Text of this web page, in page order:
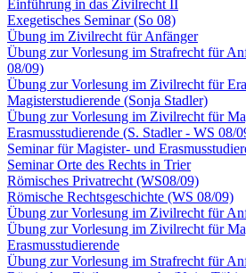
Einführung in das Zivilrecht II
Exegetisches Seminar (So 08)
Übung im Zivilrecht für Anfänger
Übung zur Vorlesung im Strafrecht für
08/09)
Übung zur Vorlesung im Zivilrecht für
Magisterstudierende (Sonja Stadler)
Übung zur Vorlesung im Zivilrecht für
Erasmusstudierende (S. Stadler - WS 08/
Seminar für Magister- und
Seminar Orte des Rechts in Trier
Römisches Privatrecht (WS08/09)
Römische Rechtsgeschichte (WS 08/09)
Übung zur Vorlesung im Zivilrecht für
Übung zur Vorlesung im Zivilrecht für
Erasmusstudierende
Übung zur Vorlesung im Strafrecht für